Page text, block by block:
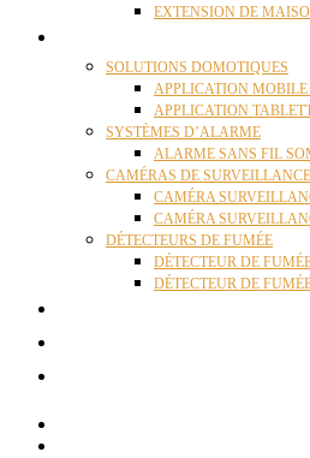
EXTENSION DE
SOLUTIONS DOMOTIQUES
APPLICATION
APPLICATION
SYSTÈMES D’ALARME
ALARME SANS FIL
CAMÉRAS DE SURVEILLANCE
CAMÉRA
CAMÉRA
DÉTECTEURS DE FUMÉE
DÉTECTEUR DE
DÉTECTEUR DE